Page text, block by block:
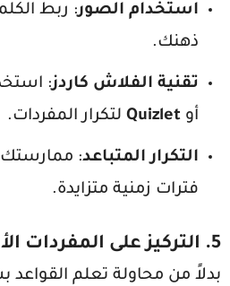
استخدام الصور: ربط
ذهنك.
تقنية الفلاش كاردز:
أو Quizlet لتكرار المفردات.
التكرار المتباعد: ممارستك
فترات زمنية متزايدة.
5. التركيز على المفردات
بدلاً من محاولة تعلم